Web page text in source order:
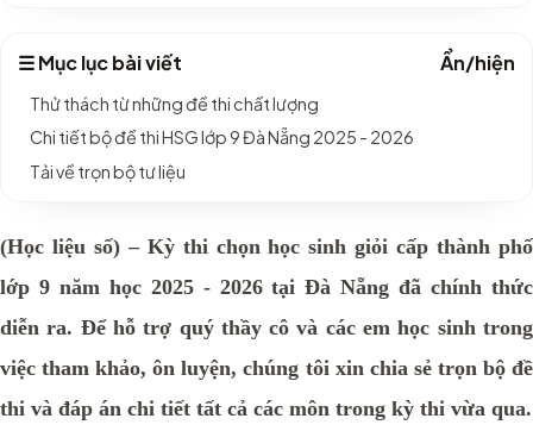
☰ Mục lục bài viết Ẩn/hiện
Thử thách từ những đề thi chất lượng
Chi tiết bộ đề thi HSG lớp 9 Đà Nẵng 2025 - 2026
Tải về trọn bộ tư liệu
(Học liệu số) – Kỳ thi chọn học sinh giỏicấp thành phố
lớp 9 năm học 2025 - 2026 tại Đà Nẵng đã chính thức
diễn ra. Để hỗ trợ quý thầy cô và các em học sinh trong
việc tham khảo, ôn luyện, chúng tôi xin chia sẻ trọn bộ đề
thi và đáp án chi tiết tất cả các môn trong kỳ thi vừa qua.